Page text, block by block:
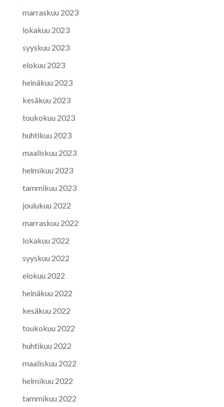
marraskuu 2023
lokakuu 2023
syyskuu 2023
elokuu 2023
heinäkuu 2023
kesäkuu 2023
toukokuu 2023
huhtikuu 2023
maaliskuu 2023
helmikuu 2023
tammikuu 2023
joulukuu 2022
marraskuu 2022
lokakuu 2022
syyskuu 2022
elokuu 2022
heinäkuu 2022
kesäkuu 2022
toukokuu 2022
huhtikuu 2022
maaliskuu 2022
helmikuu 2022
tammikuu 2022